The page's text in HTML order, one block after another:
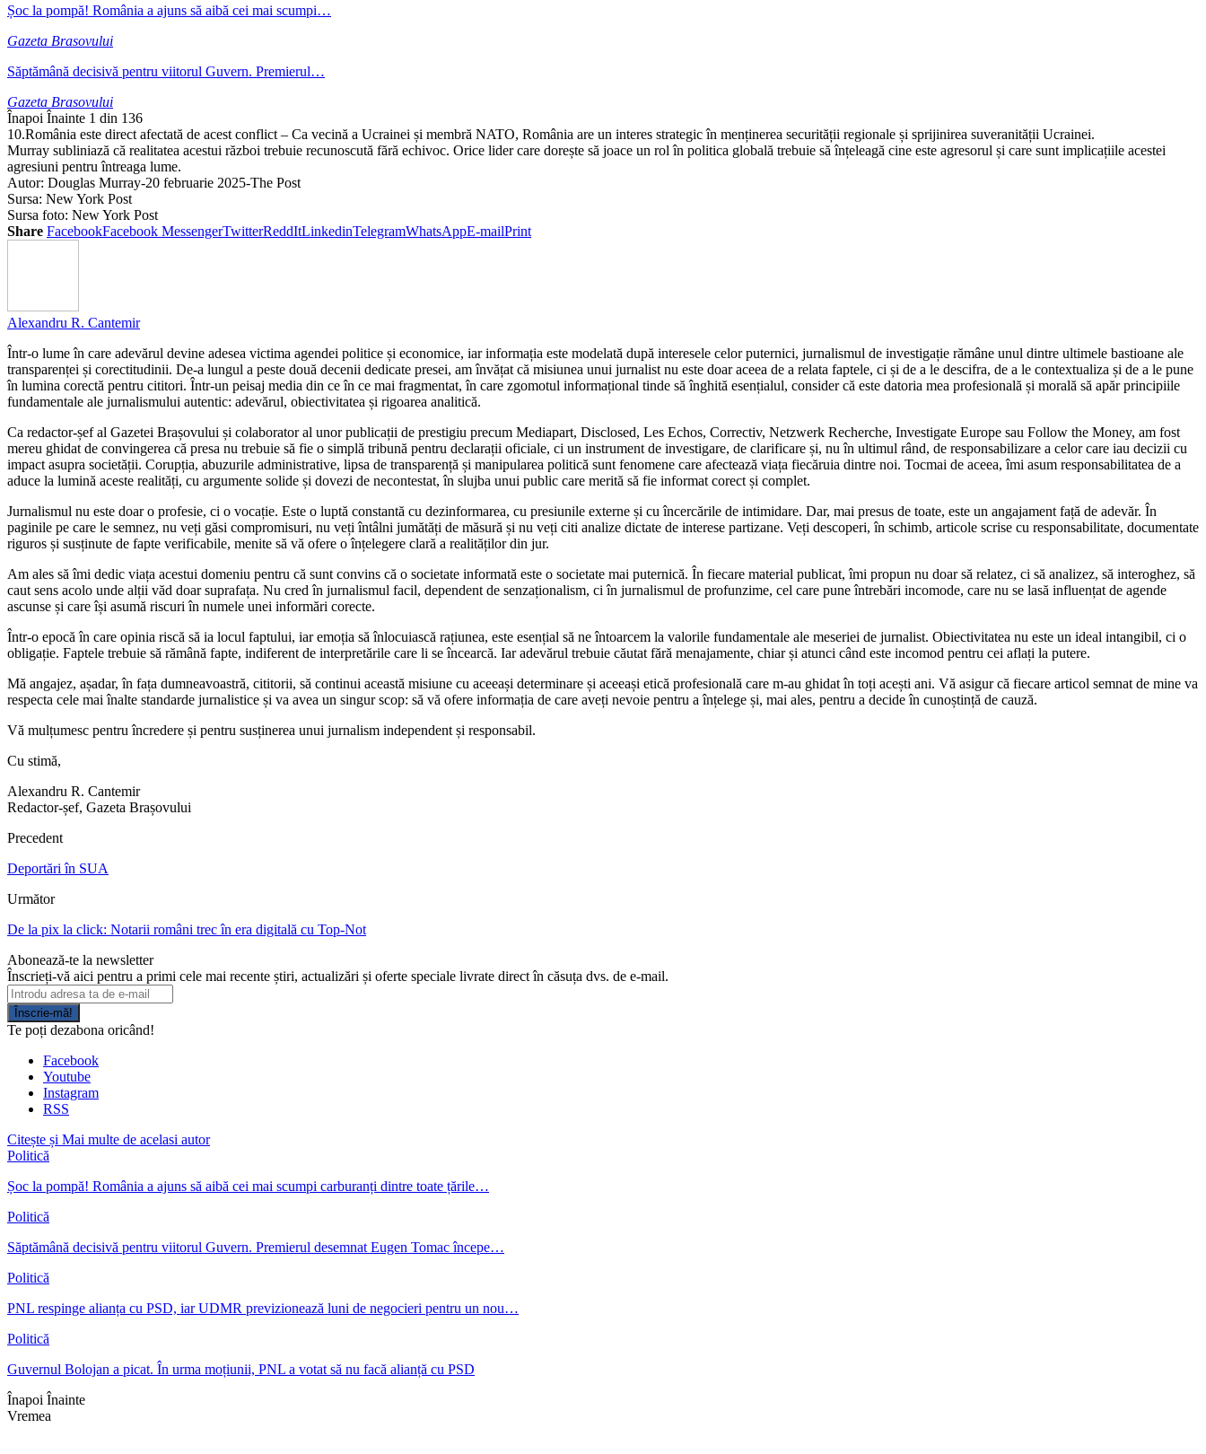
Șoc la pompă! România a ajuns să aibă cei mai scumpi…
Gazeta Brasovului
Săptămână decisivă pentru viitorul Guvern. Premierul…
Gazeta Brasovului
Înapoi Înainte 1 din 136
10.România este direct afectată de acest conflict – Ca vecină a Ucrainei și membră NATO, România are un interes strategic în menținerea securității regionale și sprijinirea suveranității Ucrainei.
Murray subliniază că realitatea acestui război trebuie recunoscută fără echivoc. Orice lider care dorește să joace un rol în politica globală trebuie să înțeleagă cine este agresorul și care sunt implicațiile acestei
agresiuni pentru întreaga lume.
Autor: Douglas Murray-20 februarie 2025-The Post
Sursa: New York Post
Sursa foto: New York Post
Share FacebookFacebook MessengerTwitterReddItLinkedinTelegramWhatsAppE-mailPrint
Alexandru R. Cantemir
Într-o lume în care adevărul devine adesea victima agendei politice și economice, iar informația este modelată după interesele celor puternici, jurnalismul de investigație rămâne unul dintre ultimele bastioane ale
transparenței și corectitudinii. De-a lungul a peste două decenii dedicate presei, am învățat că misiunea unui jurnalist nu este doar aceea de a relata faptele, ci și de a le descifra, de a le contextualiza și de a le pune
în lumina corectă pentru cititori. Într-un peisaj media din ce în ce mai fragmentat, în care zgomotul informațional tinde să înghită esențialul, consider că este datoria mea profesională și morală să apăr principiile
fundamentale ale jurnalismului autentic: adevărul, obiectivitatea și rigoarea analitică.
Ca redactor-șef al Gazetei Brașovului și colaborator al unor publicații de prestigiu precum Mediapart, Disclosed, Les Echos, Correctiv, Netzwerk Recherche, Investigate Europe sau Follow the Money, am fost
mereu ghidat de convingerea că presa nu trebuie să fie o simplă tribună pentru declarații oficiale, ci un instrument de investigare, de clarificare și, nu în ultimul rând, de responsabilizare a celor care iau decizii cu
impact asupra societății. Corupția, abuzurile administrative, lipsa de transparență și manipularea politică sunt fenomene care afectează viața fiecăruia dintre noi. Tocmai de aceea, îmi asum responsabilitatea de a
aduce la lumină aceste realități, cu argumente solide și dovezi de necontestat, în slujba unui public care merită să fie informat corect și complet.
Jurnalismul nu este doar o profesie, ci o vocație. Este o luptă constantă cu dezinformarea, cu presiunile externe și cu încercările de intimidare. Dar, mai presus de toate, este un angajament față de adevăr. În
paginile pe care le semnez, nu veți găsi compromisuri, nu veți întâlni jumătăți de măsură și nu veți citi analize dictate de interese partizane. Veți descoperi, în schimb, articole scrise cu responsabilitate, documentate
riguros și susținute de fapte verificabile, menite să vă ofere o înțelegere clară a realităților din jur.
Am ales să îmi dedic viața acestui domeniu pentru că sunt convins că o societate informată este o societate mai puternică. În fiecare material publicat, îmi propun nu doar să relatez, ci să analizez, să interoghez, să
caut sens acolo unde alții văd doar suprafața. Nu cred în jurnalismul facil, dependent de senzaționalism, ci în jurnalismul de profunzime, cel care pune întrebări incomode, care nu se lasă influențat de agende
ascunse și care își asumă riscuri în numele unei informări corecte.
Într-o epocă în care opinia riscă să ia locul faptului, iar emoția să înlocuiască rațiunea, este esențial să ne întoarcem la valorile fundamentale ale meseriei de jurnalist. Obiectivitatea nu este un ideal intangibil, ci o
obligație. Faptele trebuie să rămână fapte, indiferent de interpretările care li se încearcă. Iar adevărul trebuie căutat fără menajamente, chiar și atunci când este incomod pentru cei aflați la putere.
Mă angajez, așadar, în fața dumneavoastră, cititorii, să continui această misiune cu aceeași determinare și aceeași etică profesională care m-au ghidat în toți acești ani. Vă asigur că fiecare articol semnat de mine va
respecta cele mai înalte standarde jurnalistice și va avea un singur scop: să vă ofere informația de care aveți nevoie pentru a înțelege și, mai ales, pentru a decide în cunoștință de cauză.
Vă mulțumesc pentru încredere și pentru susținerea unui jurnalism independent și responsabil.
Cu stimă,
Alexandru R. Cantemir
Redactor-șef, Gazeta Brașovului
Precedent
Deportări în SUA
Următor
De la pix la click: Notarii români trec în era digitală cu Top-Not
Abonează-te la newsletter
Înscrieți-vă aici pentru a primi cele mai recente știri, actualizări și oferte speciale livrate direct în căsuța dvs. de e-mail.
Înscrie-mă!
Te poți dezabona oricând!
Facebook
Youtube
Instagram
RSS
Citește și Mai multe de acelasi autor
Politică
Șoc la pompă! România a ajuns să aibă cei mai scumpi carburanți dintre toate țările…
Politică
Săptămână decisivă pentru viitorul Guvern. Premierul desemnat Eugen Tomac începe…
Politică
PNL respinge alianța cu PSD, iar UDMR previzionează luni de negocieri pentru un nou…
Politică
Guvernul Bolojan a picat. În urma moțiunii, PNL a votat să nu facă alianță cu PSD
Înapoi Înainte
Vremea